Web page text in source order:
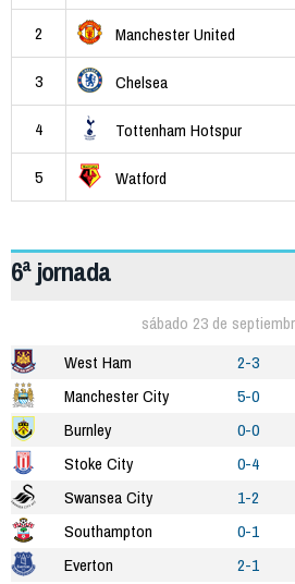
2 Manchester United
3 Chelsea
4 Tottenham Hotspur
5 Watford
6ª jornada
sábado 23 de
West Ham
2-3
Manchester City
5-0
Burnley
0-0
Stoke City
0-4
Swansea City
1-2
Southampton
0-1
Everton
2-1